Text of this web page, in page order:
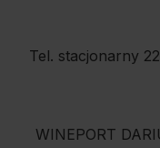
Tel. stacjonarny
WINEPORT